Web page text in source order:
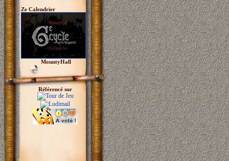
Ze Calendrier
MountyHall
Référencé sur